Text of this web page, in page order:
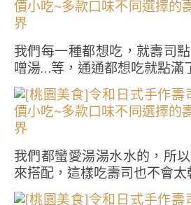
我們每一種都想吃，就壽司
噌湯…等，通通都想吃就點滿
我們都蠻愛湯湯水水的，所
來搭配，這樣吃壽司也不會太